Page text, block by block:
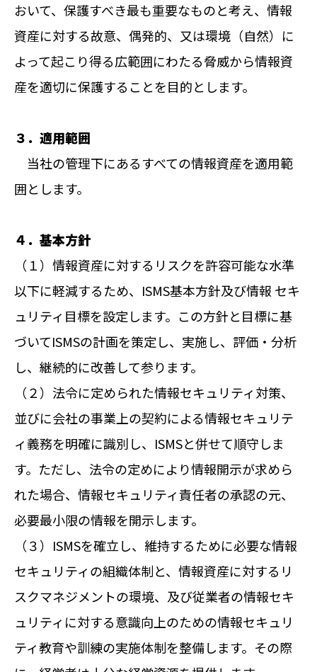
おいて、保護すべき最も重要なものと考え、情報
資産に対する故意、偶発的、又は環境（自然）に
よって起こり得る広範囲にわたる脅威から情報資
産を適切に保護することを目的とします。
３．適用範囲
当社の管理下にあるすべての情報資産を適用範
囲とします。
４．基本方針
（１）情報資産に対するリスクを許容可能な水準
以下に軽減するため、ISMS基本方針及び情報 セキ
ュリティ目標を設定します。この方針と目標に基
づいてISMSの計画を策定し、実施し、評価・分析
し、継続的に改善して参ります。
（２）法令に定められた情報セキュリティ対策、
並びに会社の事業上の契約による情報セキュリテ
ィ義務を明確に識別し、ISMSと併せて順守しま
す。ただし、法令の定めにより情報開示が求めら
れた場合、情報セキュリティ責任者の承認の元、
必要最小限の情報を開示します。
（３）ISMSを確立し、維持するために必要な情報
セキュリティの組織体制と、情報資産に対するリ
スクマネジメントの環境、及び従業者の情報セキ
ュリティに対する意識向上のための情報セキュリ
ティ教育や訓練の実施体制を整備します。その際